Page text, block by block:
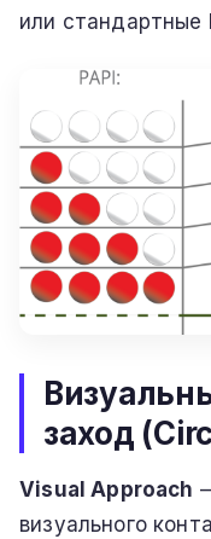
или стандартные
заход
Visual Approach
визуального